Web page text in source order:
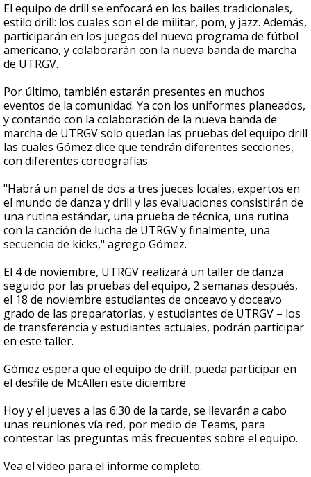
El equipo de drill se enfocará en los bailes tradicionales,
estilo drill: los cuales son el de militar, pom, y jazz. Además,
participarán en los juegos del nuevo programa de fútbol
americano, y colaborarán con la nueva banda de marcha
de UTRGV.
Por último, también estarán presentes en muchos
eventos de la comunidad. Ya con los uniformes planeados,
y contando con la colaboración de la nueva banda de
marcha de UTRGV solo quedan las pruebas del equipo drill
las cuales Gómez dice que tendrán diferentes secciones,
con diferentes coreografías.
"Habrá un panel de dos a tres jueces locales, expertos en
el mundo de danza y drill y las evaluaciones consistirán de
una rutina estándar, una prueba de técnica, una rutina
con la canción de lucha de UTRGV y finalmente, una
secuencia de kicks," agrego Gómez.
El 4 de noviembre, UTRGV realizará un taller de danza
seguido por las pruebas del equipo, 2 semanas después,
el 18 de noviembre estudiantes de onceavo y doceavo
grado de las preparatorias, y estudiantes de UTRGV – los
de transferencia y estudiantes actuales, podrán participar
en este taller.
Gómez espera que el equipo de drill, pueda participar en
el desfile de McAllen este diciembre
Hoy y el jueves a las 6:30 de la tarde, se llevarán a cabo
unas reuniones vía red, por medio de Teams, para
contestar las preguntas más frecuentes sobre el equipo.
Vea el video para el informe completo.